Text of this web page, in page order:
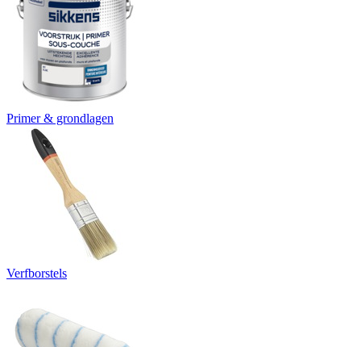
Primer & grondlagen
Verfborstels